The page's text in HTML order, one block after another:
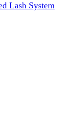
Lash System